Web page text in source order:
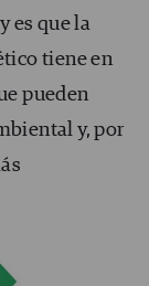
es que la
tiene en
pueden
y, por